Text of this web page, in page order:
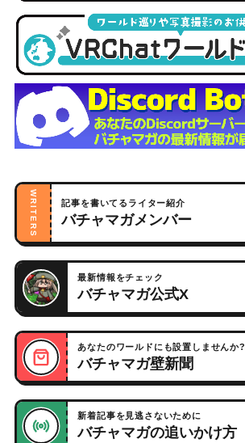
WRITERS 記事を書いてるライター紹介
バチャマガメンバー
最新情報をチェック
バチャマガ公式X
あなたのワールドにも設置しませんか?
バチャマガ壁新聞
新着記事を見逃さないために
バチャマガの追いかけ方